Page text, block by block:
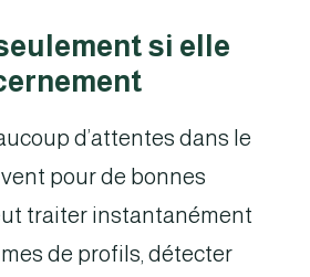
si elle
d’attentes dans le
pour de bonnes
traiter instantanément
de profils, détecter